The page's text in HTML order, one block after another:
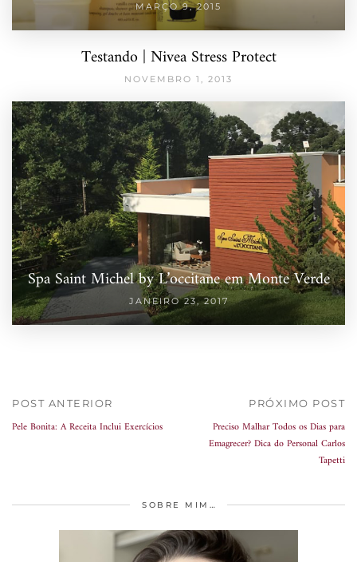
MARÇO 9, 2015
Testando | Nivea Stress Protect
NOVEMBRO 1, 2013
Spa Saint Michel by L’occitane em Monte Verde
JANEIRO 23, 2017
POST ANTERIOR
Pele Bonita: A Receita Inclui Exercícios
PRÓXIMO POST
Preciso Malhar Todos os Dias para
Emagrecer? Dica do Personal Carlos
Tapetti
SOBRE MIM…